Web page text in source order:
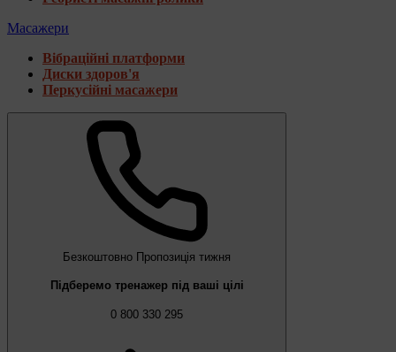
Масажери
Вібраційні платформи
Диски здоров'я
Перкусійні масажери
Безкоштовно Пропозиція тижня
Підберемо тренажер під ваші цілі
0 800 330 295